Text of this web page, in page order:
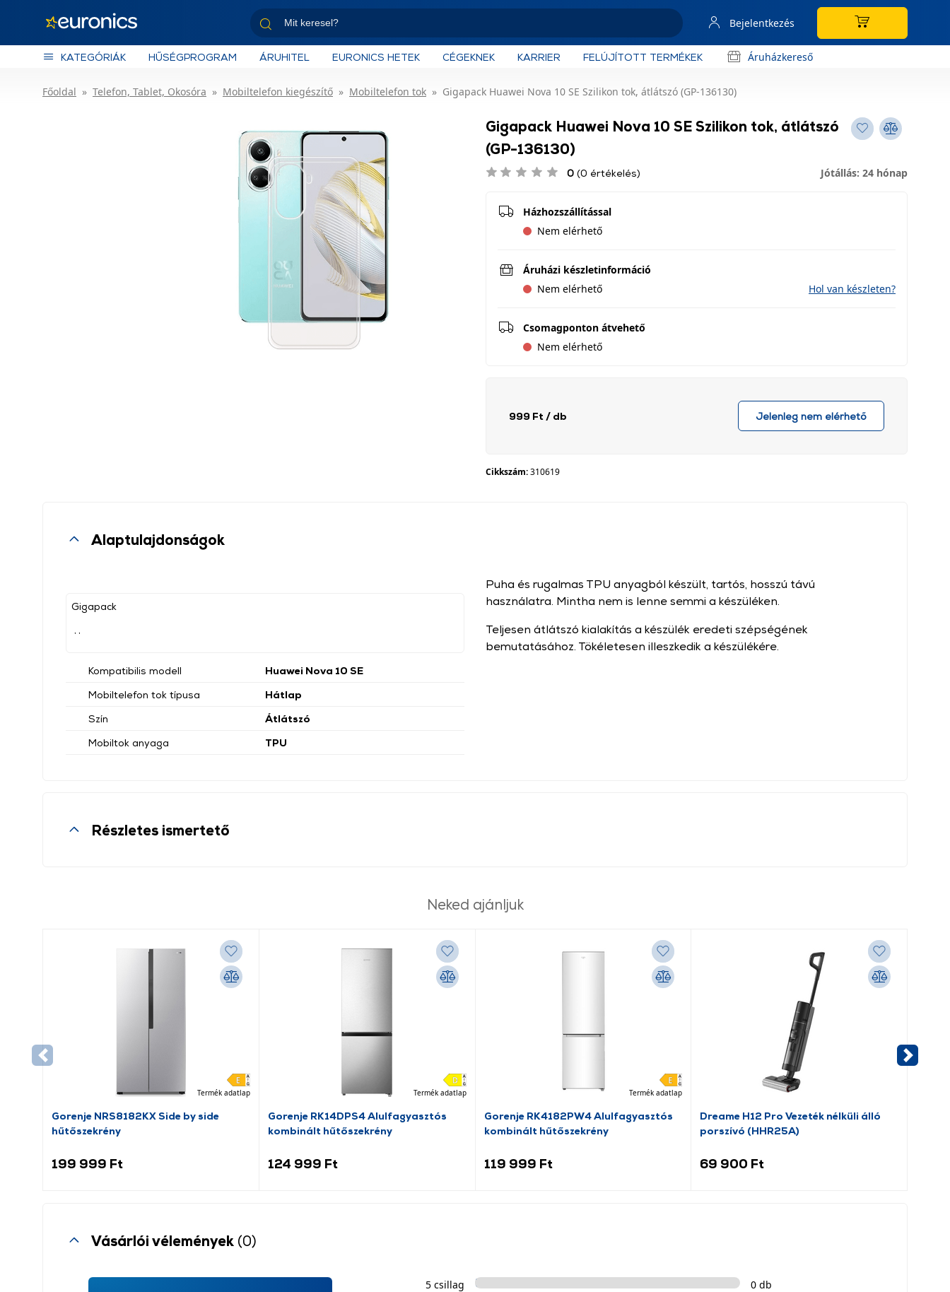
Bejelentkezés
KATEGÓRIÁK HŰSÉGPROGRAM ÁRUHITEL EURONICS HETEK CÉGEKNEK KARRIER FELÚJÍTOTT TERMÉKEK Áruházkereső
Főoldal Telefon, Tablet, Okosóra Mobiltelefon kiegészítő Mobiltelefon tok Gigapack Huawei Nova 10 SE Szilikon tok, átlátszó (GP-136130)
Gigapack Huawei Nova 10 SE Szilikon tok, átlátszó
(GP-136130)
0 (0 értékelés) Jótállás: 24 hónap
Házhozszállítással
Nem elérhető
Áruházi készletinformáció
Nem elérhető
Hol van készleten?
Csomagponton átvehető
Nem elérhető
999 Ft / db Jelenleg nem elérhető
Cikkszám:310619
Alaptulajdonságok
Gigapack
Kompatibilis modell
Huawei Nova 10 SE
Mobiltelefon tok típusa
Hátlap
Szín
Átlátszó
Mobiltok anyaga
TPU
Puha és rugalmas TPU anyagból készült, tartós, hosszú távú
használatra. Mintha nem is lenne semmi a készüléken.
Teljesen átlátszó kialakítás a készülék eredeti szépségének
bemutatásához. Tökéletesen illeszkedik a készülékére.
Részletes ismertető
Neked ajánljuk
Termék adatlap
Gorenje NRS8182KX Side by side
hűtőszekrény
199 999 Ft
Termék adatlap
Gorenje RK14DPS4 Alulfagyasztós
kombinált hűtőszekrény
124 999 Ft
Termék adatlap
Gorenje RK4182PW4 Alulfagyasztós
kombinált hűtőszekrény
119 999 Ft
Dreame H12 Pro Vezeték nélküli álló
porszívó (HHR25A)
69 900 Ft
Vásárlói vélemények (0)
5 csillag
0 db